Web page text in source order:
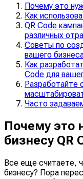
Почему это
Как
QR Code
различных
Советы по
вашего
Как
Code для
Разработайте
Часто
Почему это
бизнесу QR
Все еще считаете,
бизнесу? Пора